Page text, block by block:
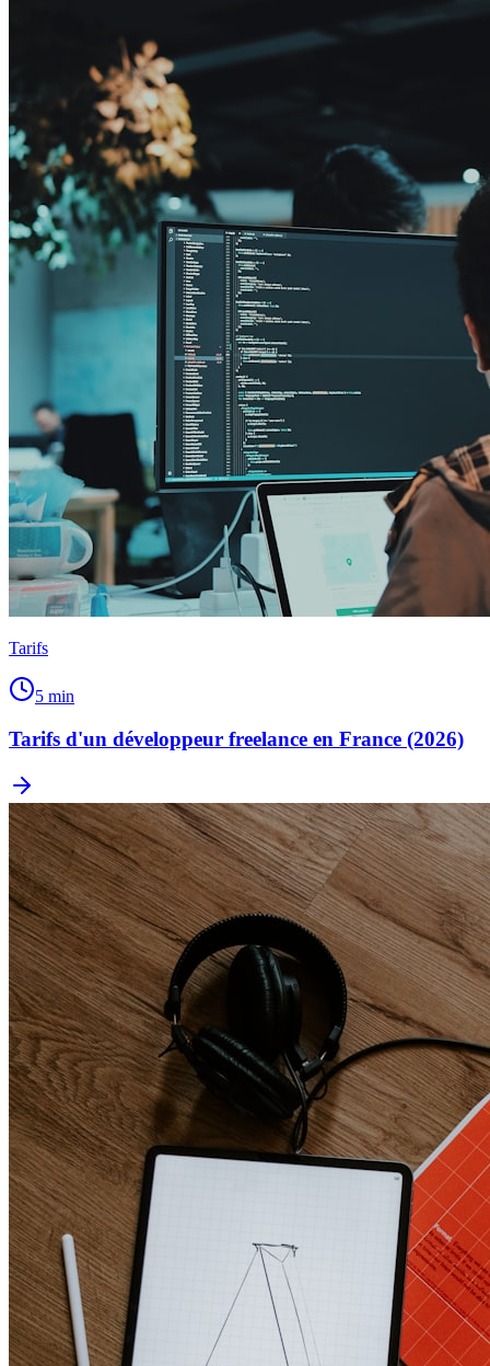
Tarifs
5 min
Tarifs d'un développeur freelance en France (2026)